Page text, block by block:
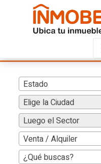
Estado
Elige la Ciudad
Luego el Sector
Venta / Alquiler
¿Qué buscas?